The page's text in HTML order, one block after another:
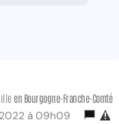
en Bourgogne-Franche-Comté
à 09h09